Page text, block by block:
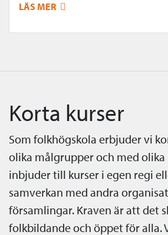
LÄS MER
Korta kurser
Som folkhögskola erbjuder vi
olika målgrupper och med olika
inbjuder till kurser i egen regi
samverkan med andra
församlingar. Kraven är att det
folkbildande och öppet för alla.